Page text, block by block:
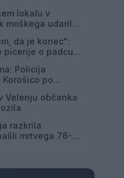
lokalu v
moškega udaril s
da je konec":
picerije o padcu s
Policija
po
Velenju občanka
razkrila
mrtvega 76-